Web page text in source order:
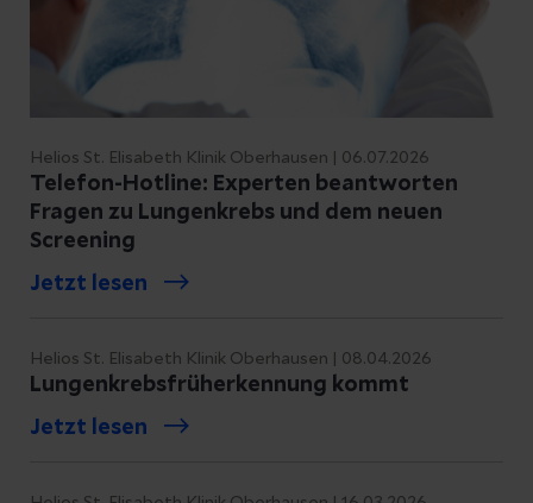
Helios St. Elisabeth Klinik Oberhausen | 06.07.2026
Telefon-Hotline: Experten beantworten
Fragen zu Lungenkrebs und dem neuen
Screening
Jetzt lesen
Helios St. Elisabeth Klinik Oberhausen | 08.04.2026
Lungenkrebsfrüherkennung kommt
Jetzt lesen